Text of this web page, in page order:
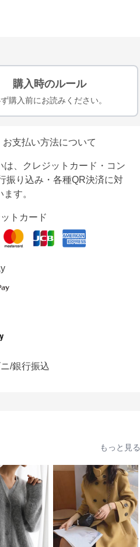
購入時のルール
購入前にお読みください。
お支払い方法について
は、クレジットカード・コン
振り込み・各種QR決済に対
す。
トカード
/銀行振込
もっと見る